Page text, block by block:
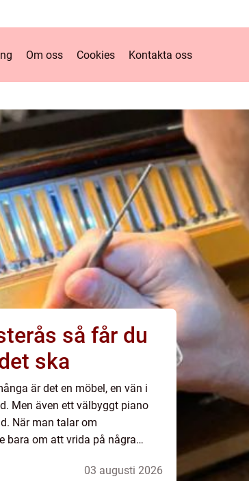
Om oss Cookies Kontakta oss
får du
ska
är det en möbel, en vän i
Men även ett välbyggt piano
När man talar om
bara om att vrida på några
03 augusti 2026